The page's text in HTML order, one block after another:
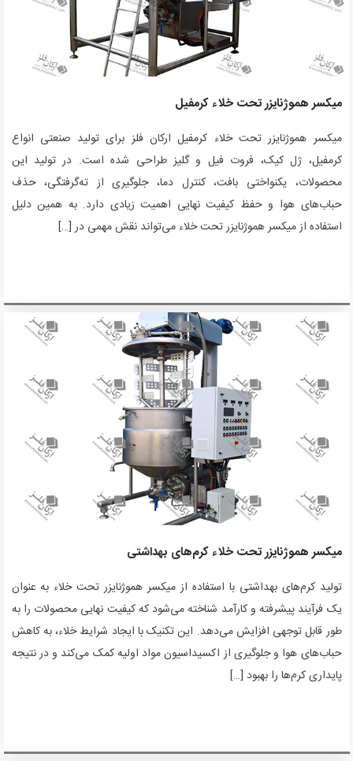
میکسر هموژنایزر تحت خلاء کرمفیل
میکسر هموژنایزر تحت خلاء کرمفیل ارکان فلز برای تولید صنعتی انواع
کرمفیل، ژل کیک، فروت فیل و گلیز طراحی شده است. در تولید این
محصولات، یکنواختی بافت، کنترل دما، جلوگیری از ته‌گرفتگی، حذف
حباب‌های هوا و حفظ کیفیت نهایی اهمیت زیادی دارد. به همین دلیل
استفاده از میکسر هموژنایزر تحت خلاء می‌تواند نقش مهمی در […]
میکسر هموژنایزر تحت خلاء کرم‌های بهداشتی
تولید کرم‌های بهداشتی با استفاده از میکسر هموژنایزر تحت خلاء به عنوان
یک فرآیند پیشرفته و کارآمد شناخته می‌شود که کیفیت نهایی محصولات را به
طور قابل توجهی افزایش می‌دهد. این تکنیک با ایجاد شرایط خلاء، به کاهش
حباب‌های هوا و جلوگیری از اکسیداسیون مواد اولیه کمک می‌کند و در نتیجه
پایداری کرم‌ها را بهبود […]